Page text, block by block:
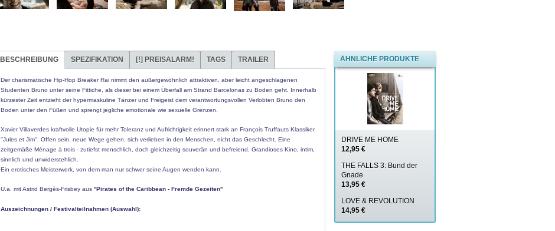
BESCHREIBUNG SPEZIFIKATION [!] PREISALARM! TAGS TRAILER
Der charismatische Hip-Hop Breaker Rai nimmt den außergewöhnlich attraktiven, aber leicht angeschlagenen
Studenten Bruno unter seine Fittiche, als dieser bei einem Überfall am Strand Barcelonas zu Boden geht. Innerhalb
kürzester Zeit entzieht der hypermaskuline Tänzer und Freigeist dem verantwortungsvollen Verlobten Bruno den
Boden unter den Füßen und sprengt jegliche emotionale wie sexuelle Grenzen.
Xavier Villaverdes kraftvolle Utopie für mehr Toleranz und Aufrichtigkeit erinnert stark an François Truffauts Klassiker
''Jules et Jim''. Offen sein, neue Wege gehen, sich verlieben in den Menschen, nicht das Geschlecht. Eine
zeitgemäße Ménage à trois - zutiefst menschlich, doch gleichzeitig souverän und befreiend. Grandioses Kino, intim,
sinnlich und unwiderstehlich.
Ein erotisches Meisterwerk, von dem man nur schwer seine Augen wenden kann.
U.a. mit Astrid Bergès-Frisbey aus ''Pirates of the Caribbean - Fremde Gezeiten''
Auszeichnungen / Festivalteilnahmen (Auswahl):
ÄHNLICHE PRODUKTE
DRIVE ME HOME
12,95 €
THE FALLS 3: Bund der
Gnade
13,95 €
LOVE & REVOLUTION
14,95 €